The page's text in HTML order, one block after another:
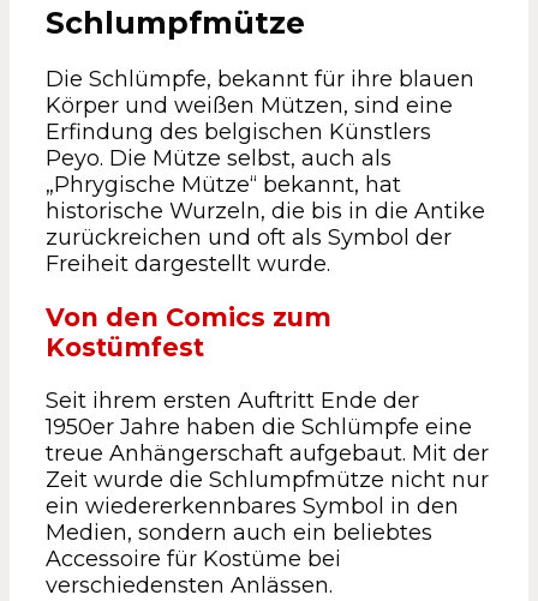
Schlumpfmütze
Die Schlümpfe, bekannt für ihre blauen
Körper und weißen Mützen, sind eine
Erfindung des belgischen Künstlers
Peyo. Die Mütze selbst, auch als
„Phrygische Mütze“ bekannt, hat
historische Wurzeln, die bis in die Antike
zurückreichen und oft als Symbol der
Freiheit dargestellt wurde.
Von den Comics zum
Kostümfest
Seit ihrem ersten Auftritt Ende der
1950er Jahre haben die Schlümpfe eine
treue Anhängerschaft aufgebaut. Mit der
Zeit wurde die Schlumpfmütze nicht nur
ein wiedererkennbares Symbol in den
Medien, sondern auch ein beliebtes
Accessoire für Kostüme bei
verschiedensten Anlässen.